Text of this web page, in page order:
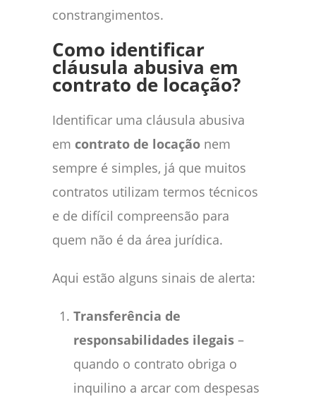
constrangimentos.
Como identificar
cláusula abusiva em
contrato de locação?
Identificar uma cláusula abusiva
em contrato de locação nem
sempre é simples, já que muitos
contratos utilizam termos técnicos
e de difícil compreensão para
quem não é da área jurídica.
Aqui estão alguns sinais de alerta:
Transferência de
responsabilidades ilegais –
quando o contrato obriga o
inquilino a arcar com despesas